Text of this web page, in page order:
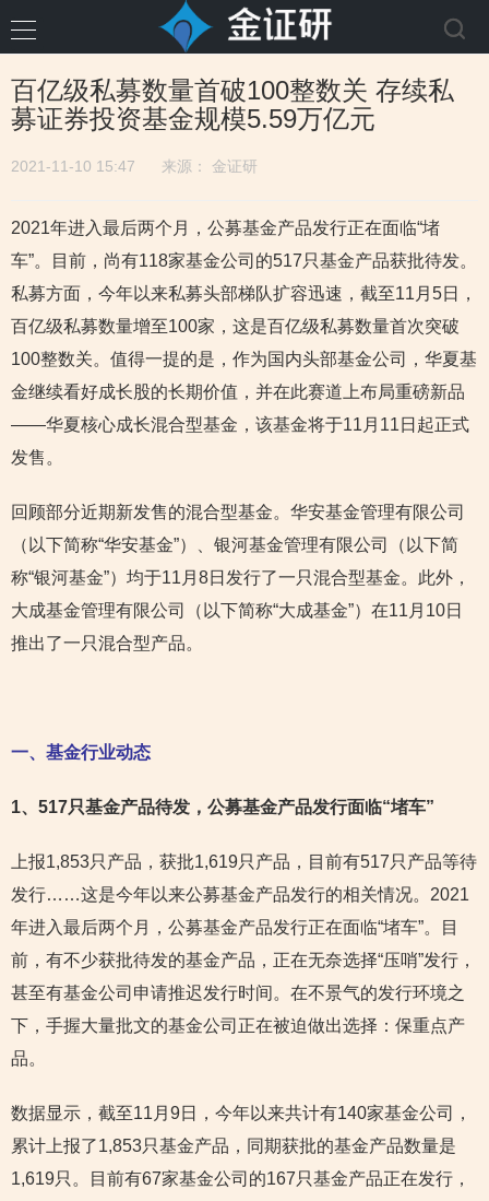
百亿级私募数量首破100整数关 存续私
募证券投资基金规模5.59万亿元
2021-11-10 15:47 来源： 金证研
2021年进入最后两个月，公募基金产品发行正在面临“堵
车”。目前，尚有118家基金公司的517只基金产品获批待发。
私募方面，今年以来私募头部梯队扩容迅速，截至11月5日，
百亿级私募数量增至100家，这是百亿级私募数量首次突破
100整数关。值得一提的是，作为国内头部基金公司，华夏基
金继续看好成长股的长期价值，并在此赛道上布局重磅新品
——华夏核心成长混合型基金，该基金将于11月11日起正式
发售。
回顾部分近期新发售的混合型基金。华安基金管理有限公司
（以下简称“华安基金”）、银河基金管理有限公司（以下简
称“银河基金”）均于11月8日发行了一只混合型基金。此外，
大成基金管理有限公司（以下简称“大成基金”）在11月10日
推出了一只混合型产品。
一、基金行业动态
1、517只基金产品待发，公募基金产品发行面临“堵车”
上报1,853只产品，获批1,619只产品，目前有517只产品等待
发行……这是今年以来公募基金产品发行的相关情况。2021
年进入最后两个月，公募基金产品发行正在面临“堵车”。目
前，有不少获批待发的基金产品，正在无奈选择“压哨”发行，
甚至有基金公司申请推迟发行时间。在不景气的发行环境之
下，手握大量批文的基金公司正在被迫做出选择：保重点产
品。
数据显示，截至11月9日，今年以来共计有140家基金公司，
累计上报了1,853只基金产品，同期获批的基金产品数量是
1,619只。目前有67家基金公司的167只基金产品正在发行，